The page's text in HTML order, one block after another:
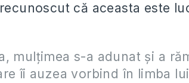
că aceasta este
mulţimea s-a adunat şi a
îi auzea vorbind în limba